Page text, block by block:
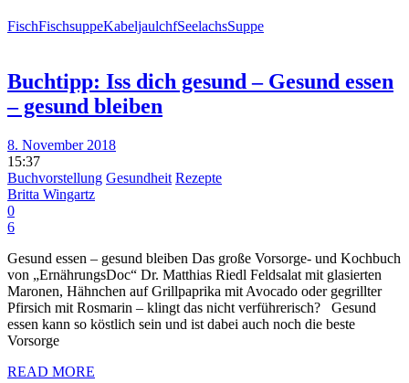
FischFischsuppeKabeljaulchfSeelachsSuppe
Buchtipp: Iss dich gesund – Gesund essen
– gesund bleiben
8. November 2018
15:37
Buchvorstellung Gesundheit Rezepte
Britta Wingartz
0
6
Gesund essen – gesund bleiben Das große Vorsorge- und Kochbuch
von „ErnährungsDoc“ Dr. Matthias Riedl Feldsalat mit glasierten
Maronen, Hähnchen auf Grillpaprika mit Avocado oder gegrillter
Pfirsich mit Rosmarin – klingt das nicht verführerisch? Gesund
essen kann so köstlich sein und ist dabei auch noch die beste
Vorsorge
READ MORE